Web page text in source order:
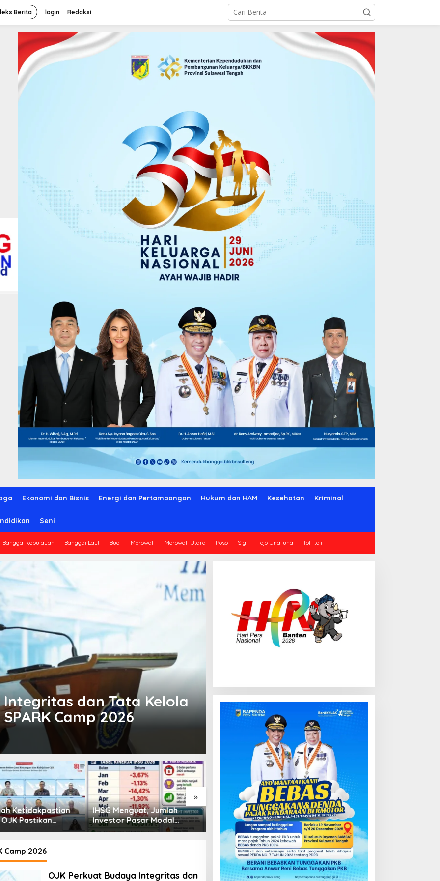
Berita login Redaksi
Ekonomi dan Bisnis Energi dan Pertambangan Hukum dan HAM Kesehatan Kriminal
Seni
Banggai kepulauan Banggai Laut Buol Morowali Morowali Utara Poso Sigi Tojo Una-una Toli-toli
dan Tata Kelola
Camp 2026
»
Jumlah
Pasar Modal
Pembiayaan Tumbuh
Positif, Ini Kondisi Terkini
Sektor PVML hingga Juni
Kondisi Perkembangan
Sektor Asuransi,
Penjaminan dan Dana
Pensiun Juni 2026
Kredit Perbankan Tumbuh
12,67 Persen, Kualitas Aset
dan Ketahanan Modal
Tetap Kokoh Juni 2026
Camp 2026
OJK Perkuat Budaya Integritas dan